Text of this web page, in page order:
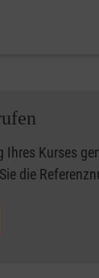
Ihres Kurses
die